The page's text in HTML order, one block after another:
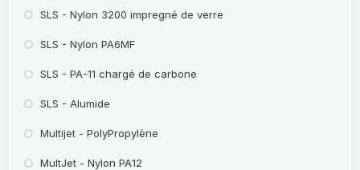
SLS - Nylon 3200 impregné de verre
SLS - Nylon PA6MF
SLS - PA-11 chargé de carbone
SLS - Alumide
Multijet - PolyPropylène
MultJet - Nylon PA12